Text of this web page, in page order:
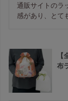
通販サイトのラ
感があり、とて
布